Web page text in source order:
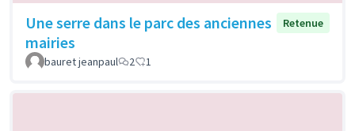
Une serre dans le parc des anciennes
mairies
Retenue
bauret jeanpaul 2 1